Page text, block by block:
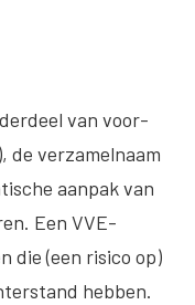
van voor-
de verzamelnaam
aanpak van
Een VVE-
die (een risico op)
hebben.